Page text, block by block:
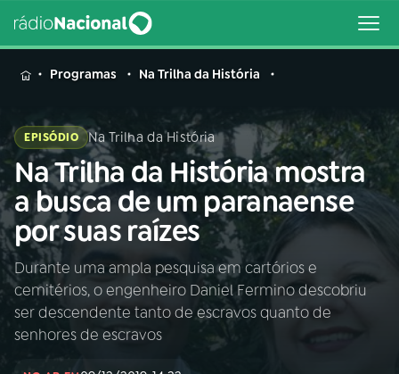
MENU
Buscar
na
Rádio
Nacional
Buscar
AO VIVO
INÍCIO
Programas Na Trilha da História
EPISÓDIO Na Trilha da História
Na Trilha da História mostra
a busca de um paranaense
por suas raízes
Durante uma ampla pesquisa em cartórios e
cemitérios, o engenheiro Daniel Fermino descobriu
ser descendente tanto de escravos quanto de
senhores de escravos